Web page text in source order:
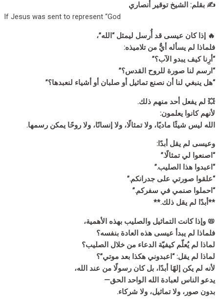
✍️ بقلم: الشيخ توقير أنصاري
If Jesus was sent to represent “God
🔥 إذا كان عيسى قد أُرسل ليمثل “الله”،
فلماذا لم يسأله أيٌّ من تلاميذه:
“أرِنا كيف يبدو الآب؟”
“ارسم لنا صورة للروح القدس؟”
“هل ينبغي لنا أن نصنع تماثيل أو صلبان أو أشياء لنعبدها؟”
💥 لم يفعل أحد منهم ذلك.
لأنهم كانوا يعلمون:
الله ليس شيئًا ماديًا، ولا تمثالًا، ولا إنسانًا، ولا روحًا يمكن رسمها.
وعيسى لم يقل أبدًا:
“اصنعوا لي تمثالًا.”
“اعبدوا هذا الصليب.”
“علقوا صورتي على جدرانكم.”
“احملوا صنمي في سفركم.”
**أبدًا لم يقل ذلك.**
📛 وإذا كانت التماثيل والصليب بهذه الأهمية،
فلماذا لم يبدأ عيسى هذه العادة بنفسه؟
لماذا لم يُعلّم كيفيّة الدعاء من خلال الصليب؟
لماذا لم يقل: “اعبدوني هكذا بعد موتي”؟
لأنه لم يكن إلهًا أبدًا، بل كان رسولًا من عند الله،
يدعو الناس لعبادة الله الواحد الحق—
بدون صور، ولا تماثيل، ولا شركاء.